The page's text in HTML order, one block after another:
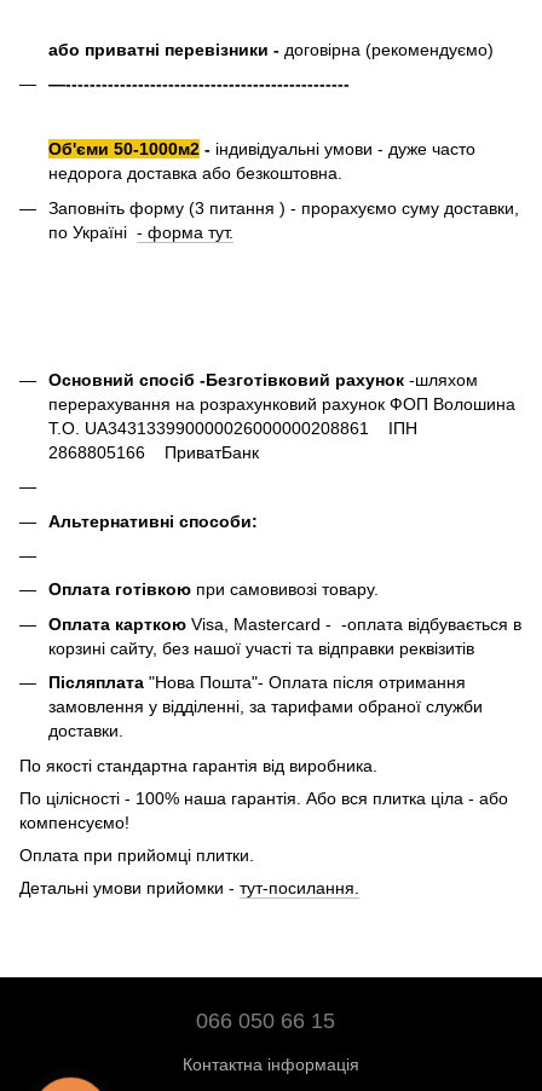
або приватні перевізники - договірна (рекомендуємо)
—-----------------------------------------------
Об'єми 50-1000м2 - індивідуальні умови - дуже часто
недорога доставка або безкоштовна.
Заповніть форму (3 питання ) - прорахуємо суму доставки,
по Україні - форма тут.
Основний спосіб -Безготівковий рахунок -шляхом
перерахування на розрахунковий рахунок ФОП Волошина
Т.О. UA343133990000026000000208861 ІПН
2868805166 ПриватБанк
Альтернативні способи:
Оплата готівкою при самовивозі товару.
Оплата карткою Visa, Mastercard - -оплата відбувається в
корзині сайту, без нашої участі та відправки реквізитів
Післяплата "Нова Пошта"- Оплата після отримання
замовлення у відділенні, за тарифами обраної служби
доставки.
По якості стандартна гарантія від виробника.
По цілісності - 100% наша гарантія. Або вся плитка ціла - або
компенсуємо!
Оплата при прийомці плитки.
Детальні умови прийомки - тут-посилання.
066 050 66 15
Контактна інформація